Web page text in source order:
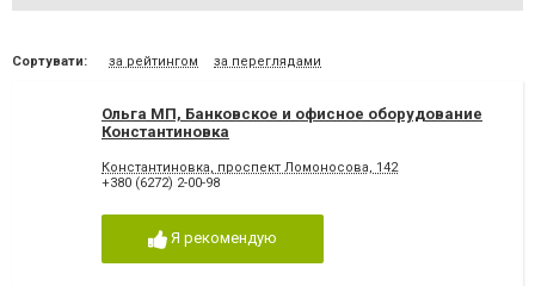
Сортувати: за рейтингом за переглядами
Ольга МП, Банковское и офисное оборудование
Константиновка
Константиновка, проспект Ломоносова, 142
+380 (6272) 2-00-98
Я рекомендую